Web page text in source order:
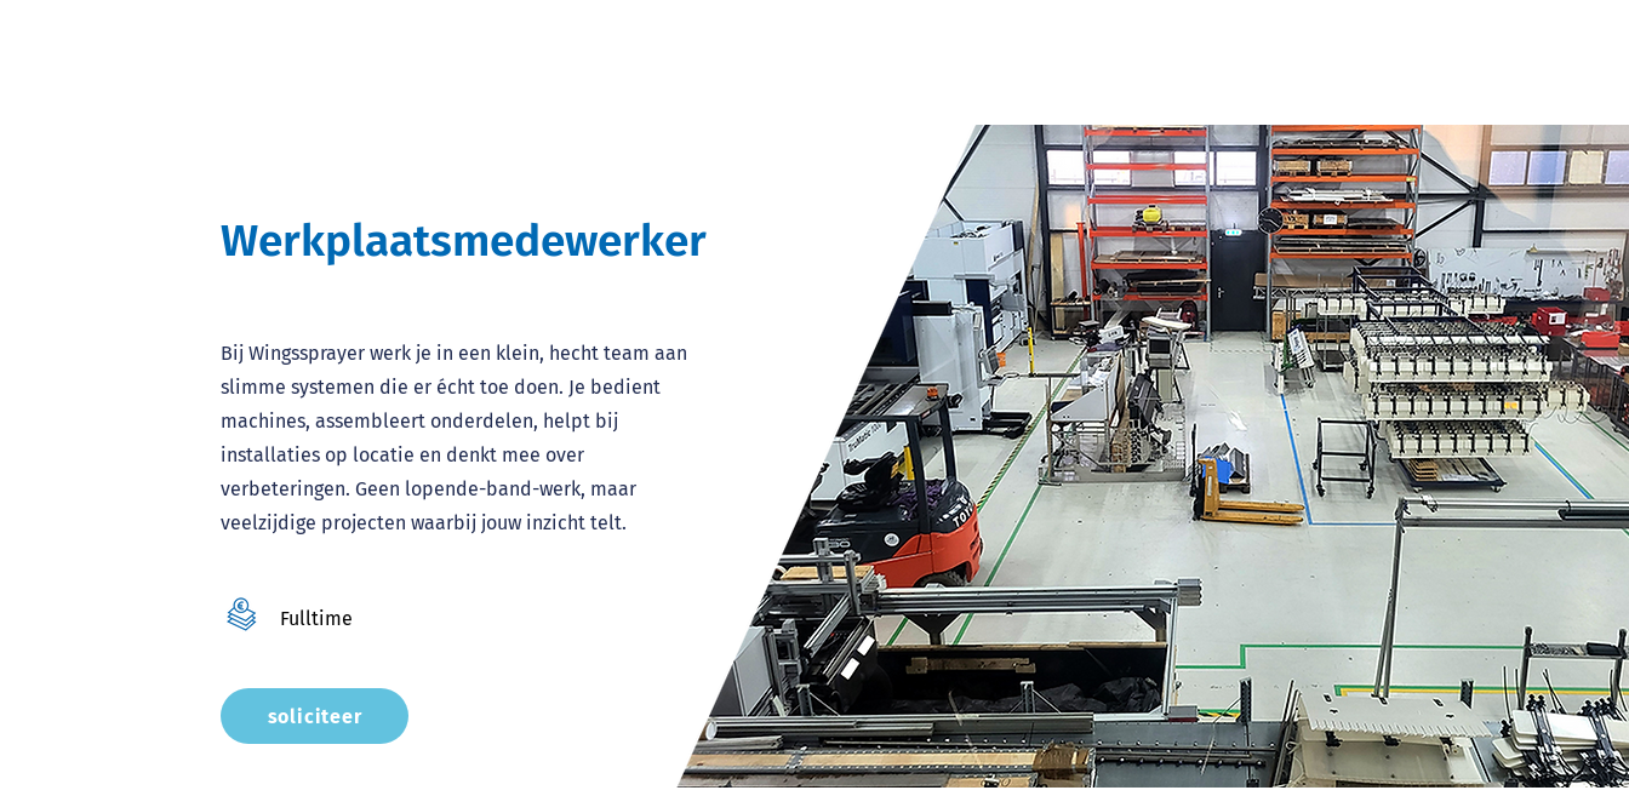
Werkplaatsmedewerker
Bij Wingssprayer werk je in een klein, hecht team aan
slimme systemen die er écht toe doen. Je bedient
machines, assembleert onderdelen, helpt bij
installaties op locatie en denkt mee over
verbeteringen. Geen lopende-band-werk, maar
veelzijdige projecten waarbij jouw inzicht telt.
Fulltime
soliciteer